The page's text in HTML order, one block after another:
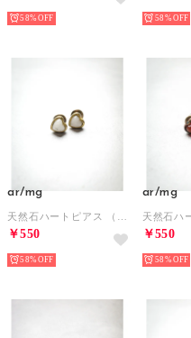
58% 58%
ar/mg
￥550
58%
ar/mg
￥550
58%